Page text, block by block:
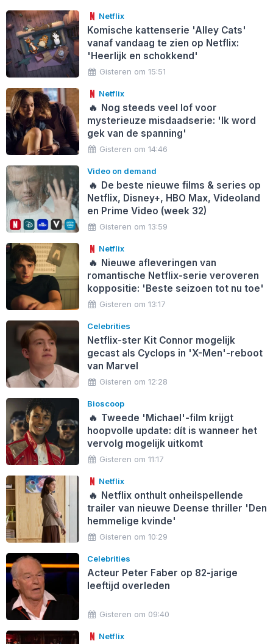
Netflix
Komische kattenserie 'Alley Cats'
vanaf vandaag te zien op Netflix:
'Heerlijk en schokkend'
Gisteren om 15:51
Netflix
🔥 Nog steeds veel lof voor
mysterieuze misdaadserie: 'Ik word
gek van de spanning'
Gisteren om 14:46
Video on demand
🔥 De beste nieuwe films & series op
Netflix, Disney+, HBO Max, Videoland
en Prime Video (week 32)
Gisteren om 13:59
Netflix
🔥 Nieuwe afleveringen van
romantische Netflix-serie veroveren
koppositie: 'Beste seizoen tot nu toe'
Gisteren om 13:17
Celebrities
Netflix-ster Kit Connor mogelijk
gecast als Cyclops in 'X-Men'-reboot
van Marvel
Gisteren om 12:28
Bioscoop
🔥 Tweede 'Michael'-film krijgt
hoopvolle update: dít is wanneer het
vervolg mogelijk uitkomt
Gisteren om 11:17
Netflix
🔥 Netflix onthult onheilspellende
trailer van nieuwe Deense thriller 'Den
hemmelige kvinde'
Gisteren om 10:29
Celebrities
Acteur Peter Faber op 82-jarige
leeftijd overleden
Gisteren om 09:40
Netflix